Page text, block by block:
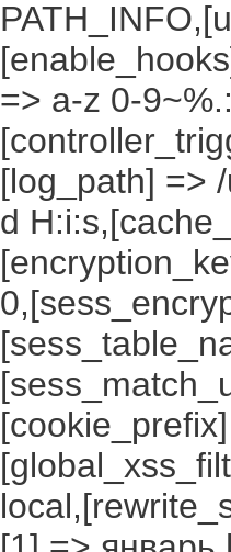
=> a-z 0-
[log_path] =>
d